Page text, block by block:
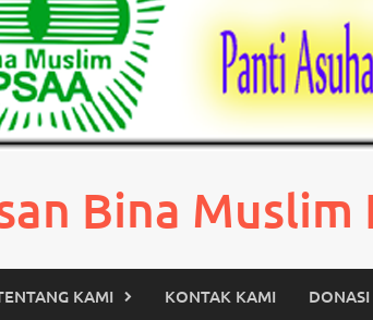
Bina Muslim
KAMI KONTAK KAMI DONASI